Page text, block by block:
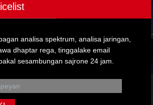
analisa spektrum, analisa jaringan,
dhaptar rega, tinggalake email
sesambungan sajrone 24 jam.